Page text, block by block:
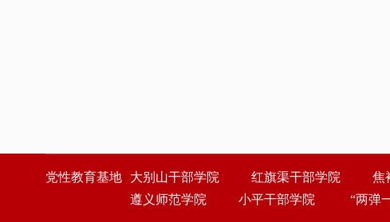
党性教育基地 大别山干部学院 红旗渠干部学院 焦
遵义师范学院
小平干部学院 “两弹